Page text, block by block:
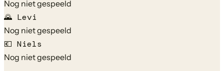
Nog niet gespeeld
🌄 Levi
Nog niet gespeeld
💶 Niels
Nog niet gespeeld